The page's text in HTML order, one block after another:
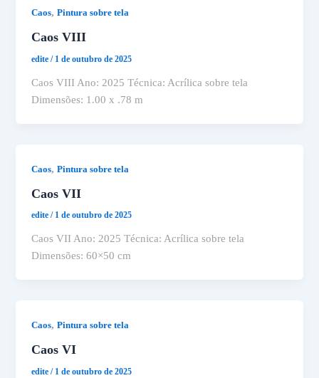
Caos,Pintura sobre tela
Caos VIII
edite/ 1 de outubro de 2025
Caos VIII Ano: 2025 Técnica: Acrílica sobre tela
Dimensões: 1.00 x .78 m
Caos,Pintura sobre tela
Caos VII
edite/ 1 de outubro de 2025
Caos VII Ano: 2025 Técnica: Acrílica sobre tela
Dimensões: 60×50 cm
Caos,Pintura sobre tela
Caos VI
edite/ 1 de outubro de 2025